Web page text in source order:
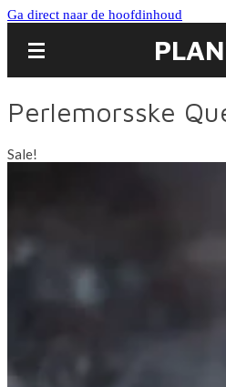
Ga direct naar de hoofdinhoud
Perlemorsske
Sale!